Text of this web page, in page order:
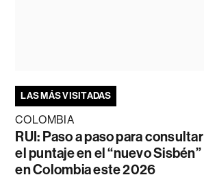
LAS MÁS VISITADAS
COLOMBIA
RUI: Paso a paso para consultar
el puntaje en el “nuevo Sisbén”
en Colombia este 2026